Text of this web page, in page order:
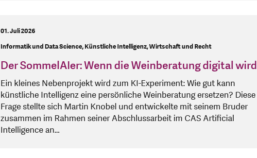
01. Juli 2026
Informatik und Data Science, Künstliche Intelligenz, Wirtschaft und Recht
Der SommelAIer: Wenn die Weinberatung digital wird
Ein kleines Nebenprojekt wird zum KI-Experiment: Wie gut kann
künstliche Intelligenz eine persönliche Weinberatung ersetzen? Diese
Frage stellte sich Martin Knobel und entwickelte mit seinem Bruder
zusammen im Rahmen seiner Abschlussarbeit im CAS Artificial
Intelligence an…